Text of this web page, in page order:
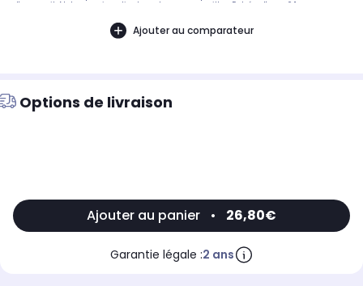
d'appareil. Notre service client peut vous conseiller. Entrée d'eau: 6,1mm,
230V, Pression: 15bar, Technologie: cafetière, Connexions electrique: fiche male
plate 6,3mm 996530007753 996530007754 996530007749 12000142
Ajouter au comparateur
Options de livraison
Ajouter au panier • 26,80€
Garantie légale :2 ans